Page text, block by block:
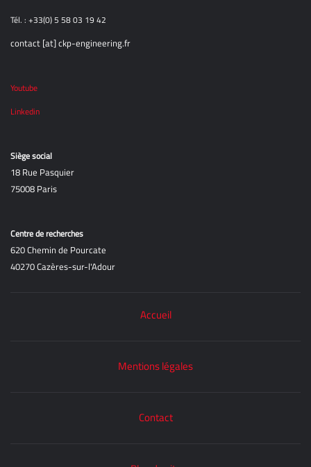
Tél. : +33(0) 5 58 03 19 42
contact [at] ckp-engineering.fr
Youtube
Linkedin
Siège social
18 Rue Pasquier
75008 Paris
Centre de recherches
620 Chemin de Pourcate
40270 Cazères-sur-l'Adour
Accueil
Mentions légales
Contact